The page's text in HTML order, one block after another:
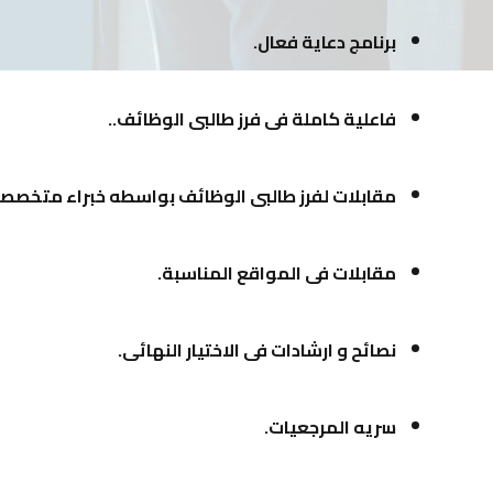
برنامج دعاية فعال.
فاعلية كاملة فى فرز طالبى الوظائف..
مقابلات لفرز طالبى الوظائف بواسطه خبراء
مقابلات فى المواقع المناسبة.
نصائح و ارشادات فى الاختيار النهائى.
سريه المرجعيات.